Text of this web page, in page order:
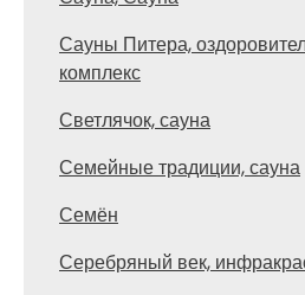
Сауны Питера,
комплекс
Светлячок, сауна
Семейные традиции, сауна
Семён
Серебряный век,